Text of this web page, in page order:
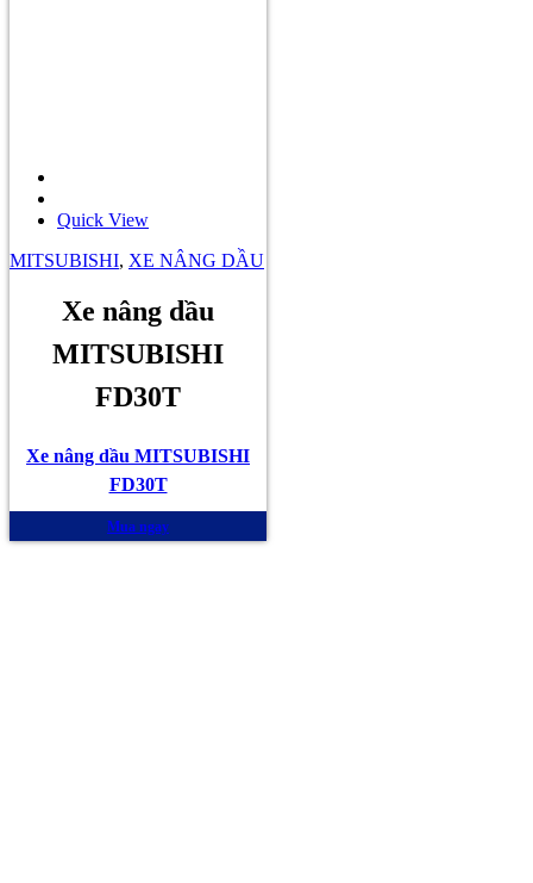
Quick View
MITSUBISHI, XE NÂNG DẦU
Xe nâng dầu
MITSUBISHI
FD30T
Xe nâng dầu MITSUBISHI
FD30T
Mua ngay